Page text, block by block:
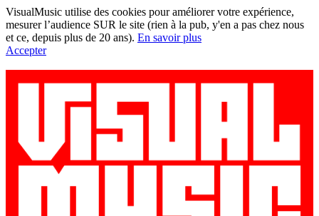
VisualMusic utilise des cookies pour améliorer votre expérience,
mesurer l’audience SUR le site (rien à la pub, y'en a pas chez nous
et ce, depuis plus de 20 ans). En savoir plus
Accepter